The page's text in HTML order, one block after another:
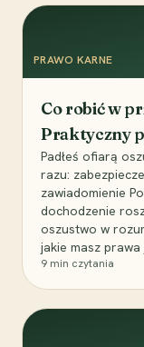
PRAWO KARNE
Co robić w
Praktyczny
Padłeś ofiarą
razu:
zawiadomienie
dochodzenie
oszustwo w
jakie masz
9 min czytania